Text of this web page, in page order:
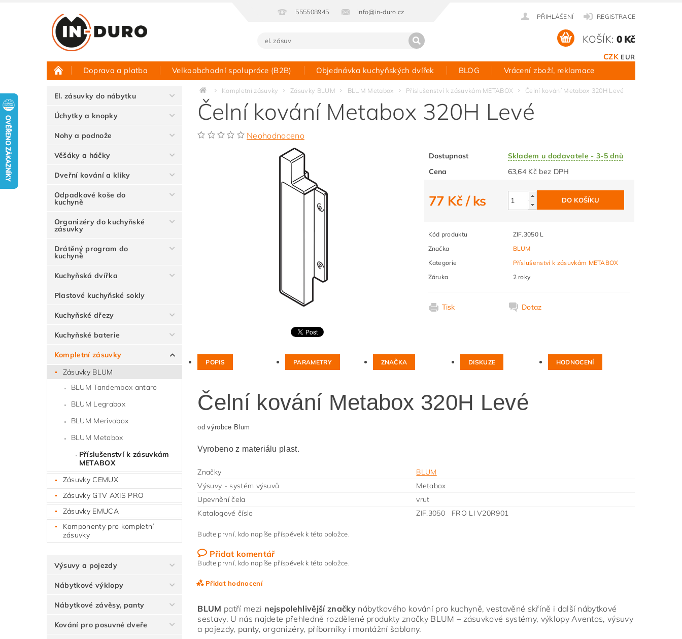
555508945 info@in-duro.cz
PŘIHLÁŠENÍ REGISTRACE
CZK EUR
KOŠÍK: 0 Kč
Doprava a platba Velkoobchodní spolupráce (B2B) Objednávka kuchyňských dvířek BLOG Vrácení zboží, reklamace
Půjčovna vzorků Hodnocení obchodu Kontakt
El. zásuvky do nábytku
Úchytky a knopky
Nohy a podnože
Věšáky a háčky
Dveřní kování a kliky
Odpadkové koše do
kuchyně
Organizéry do kuchyňské
zásuvky
Drátěný program do
kuchyně
Kuchyňská dvířka
Plastové kuchyňské sokly
Kuchyňské dřezy
Kuchyňské baterie
Kompletní zásuvky
Zásuvky BLUM
BLUM Tandembox antaro
BLUM Legrabox
BLUM Merivobox
BLUM Metabox
Příslušenství k zásuvkám
METABOX
Zásuvky CEMUX
Zásuvky GTV AXIS PRO
Zásuvky EMUCA
Komponenty pro kompletní
zásuvky
Výsuvy a pojezdy
Nábytkové výklopy
Nábytkové závěsy, panty
Kování pro posuvné dveře
Kompletní zásuvky Zásuvky BLUM BLUM Metabox Příslušenství k zásuvkám METABOX Čelní kování Metabox 320H Levé
Čelní kování Metabox 320H Levé
Neohodnoceno
Dostupnost
Skladem u dodavatele - 3-5 dnů
Cena
63,64 Kč bez DPH
77 Kč/ ks
Kód produktu
ZIF.3050 L
Značka
BLUM
Kategorie
Příslušenství k zásuvkám METABOX
Záruka
2 roky
Tisk Dotaz
POPIS PARAMETRY ZNAČKA DISKUZE HODNOCENÍ
Čelní kování Metabox 320H Levé
od výrobce Blum
Vyrobeno z materiálu plast.
Značky
BLUM
Výsuvy - systém výsuvů
Metabox
Upevnění čela
vrut
Katalogové číslo
ZIF.3050 FRO LI V20R901
Buďte první, kdo napíše příspěvek k této položce.
Přidat komentář
Buďte první, kdo napíše příspěvek k této položce.
Přidat hodnocení
BLUM patří mezi nejspolehlivější značkynábytkového kování pro kuchyně, vestavěné skříně i další nábytkové
sestavy. U nás najdete přehledně rozdělené produkty značky BLUM – zásuvkové systémy, výklopy Aventos, výsuvy
a pojezdy, panty, organizéry, příborníky i montážní šablony.